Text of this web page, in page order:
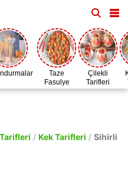
Taze
Fasulye
Zamanı
Çilekli
Tarifleri
/ Kek Tarifleri / Sihirli